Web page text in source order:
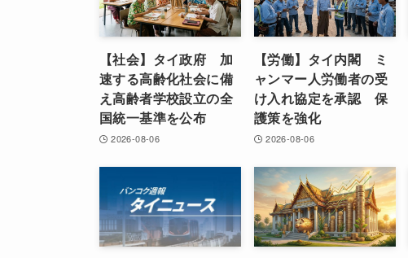
【社会】タイ政府 加
速する高齢化社会に備
え高齢者学校設立の全
国統一基準を公布
2026-08-06
【労働】タイ内閣 ミ
ャンマー人労働者の受
け入れ協定を承認 保
護策を強化
2026-08-06